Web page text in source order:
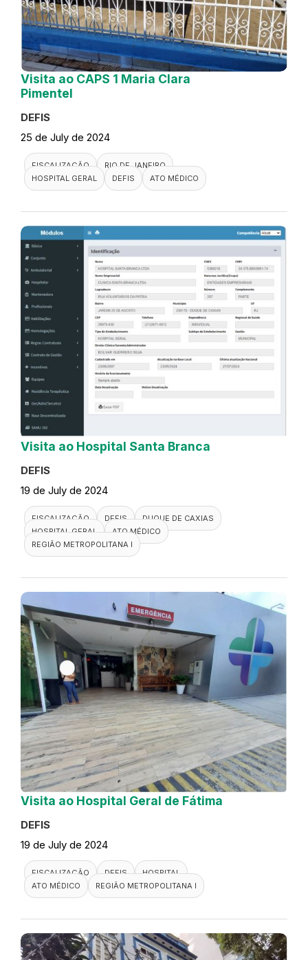
Visita ao CAPS 1 Maria Clara
Pimentel
DEFIS
25 de July de 2024
FISCALIZAÇÃO
RIO DE JANEIRO
HOSPITAL GERAL
DEFIS ATO MÉDICO
Visita ao Hospital Santa Branca
DEFIS
19 de July de 2024
FISCALIZAÇÃO DEFIS
DUQUE DE CAXIAS
HOSPITAL GERAL
ATO MÉDICO
REGIÃO METROPOLITANA I
Visita ao Hospital Geral de Fátima
DEFIS
19 de July de 2024
FISCALIZAÇÃO DEFIS
HOSPITAL
ATO MÉDICO
REGIÃO METROPOLITANA I